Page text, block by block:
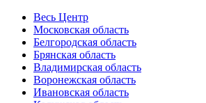
Весь Центр
Московская область
Белгородская область
Брянская область
Владимирская область
Воронежская область
Ивановская область